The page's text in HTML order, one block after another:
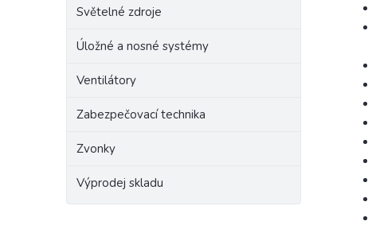
Světelné zdroje
Úložné a nosné systémy
Ventilátory
Zabezpečovací technika
Zvonky
Výprodej skladu